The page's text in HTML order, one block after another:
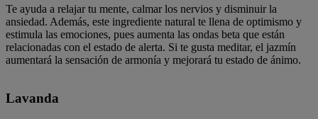
Te ayuda a relajar tu mente, calmar los nervios y disminuir la
ansiedad. Además, este ingrediente natural te llena de optimismo y
estimula las emociones, pues aumenta las ondas beta que están
relacionadas con el estado de alerta. Si te gusta meditar, el jazmín
aumentará la sensación de armonía y mejorará tu estado de ánimo.
Lavanda